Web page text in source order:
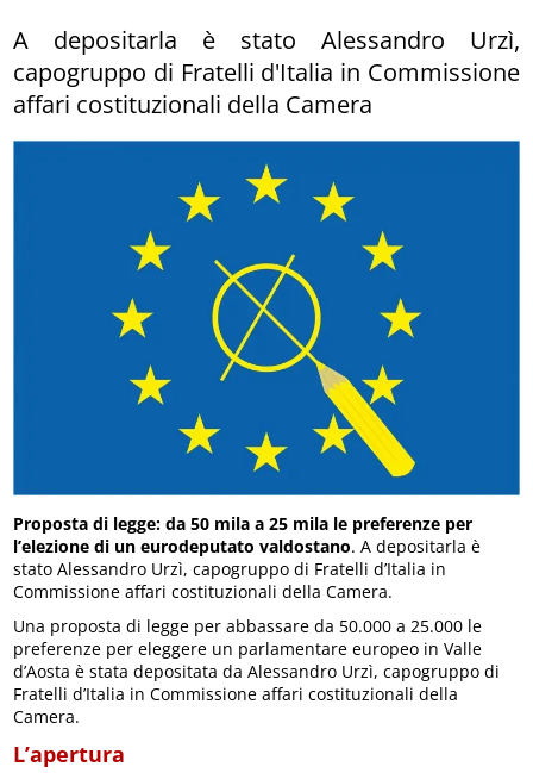
A depositarla è stato Alessandro Urzì,
capogruppo di Fratelli d'Italia in Commissione
affari costituzionali della Camera
Proposta di legge: da 50 mila a 25 mila le preferenze per
l’elezione di un eurodeputato valdostano. A depositarla è
stato Alessandro Urzì, capogruppo di Fratelli d’Italia in
Commissione affari costituzionali della Camera.
Una proposta di legge per abbassare da 50.000 a 25.000 le
preferenze per eleggere un parlamentare europeo in Valle
d’Aosta è stata depositata da Alessandro Urzì, capogruppo di
Fratelli d’Italia in Commissione affari costituzionali della
Camera.
L’apertura